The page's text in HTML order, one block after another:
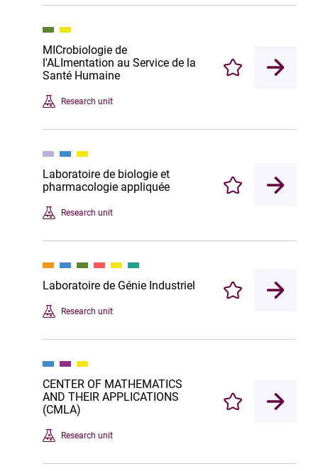
MICrobiologie de
l'ALImentation au Service de la
Santé Humaine
Research unit
Enregistrer
Laboratoire de biologie et
pharmacologie appliquée
Research unit
Enregistrer
Laboratoire de Génie Industriel
Research unit
Enregistrer
CENTER OF MATHEMATICS
AND THEIR APPLICATIONS
(CMLA)
Research unit
Enregistrer